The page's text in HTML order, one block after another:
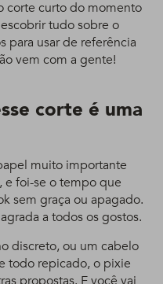
corte curto do momento
tudo sobre o
para usar de referência
vem com a gente!
corte é uma
muito importante
e foi-se o tempo que
sem graça ou apagado.
a todos os gostos.
discreto, ou um cabelo
todo repicado, o pixie